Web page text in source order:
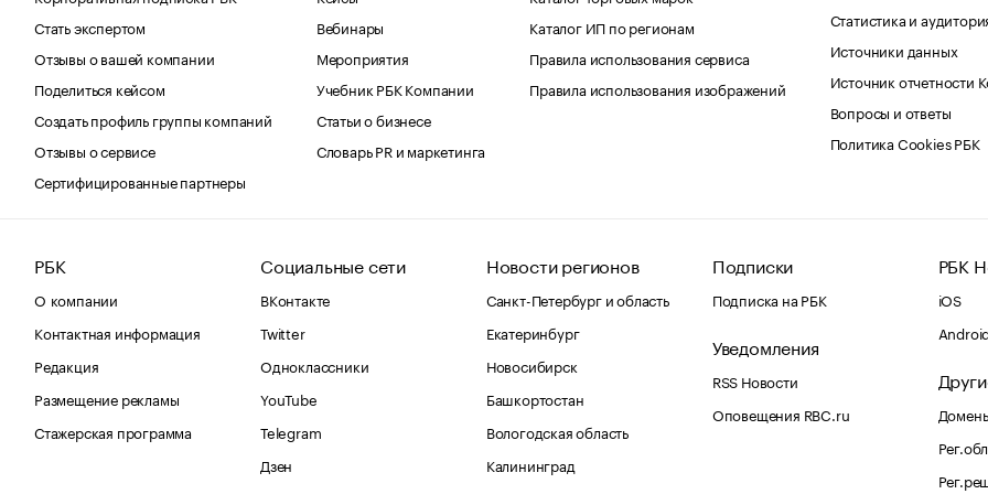
Стать экспертом
Отзывы о вашей компании
Поделиться кейсом
Создать профиль группы компаний
Отзывы о сервисе
Сертифицированные партнеры
Вебинары
Мероприятия
Учебник РБК Компании
Статьи о бизнесе
Словарь PR и маркетинга
Каталог ИП по регионам
Правила использования сервиса
Правила использования изображений
Статистика и
Источники данных
Источник отчетности
Вопросы и ответы
Политика Cookies РБК
РБК
О компании
Контактная информация
Редакция
Размещение рекламы
Стажерская программа
Социальные сети
ВКонтакте
Twitter
Одноклассники
YouTube
Telegram
Дзен
Новости регионов
Санкт-Петербург и область
Екатеринбург
Новосибирск
Башкортостан
Вологодская область
Калининград
Подписки
Подписка на РБК
Уведомления
RSS Новости
Оповещения RBC.ru
РБК
iOS